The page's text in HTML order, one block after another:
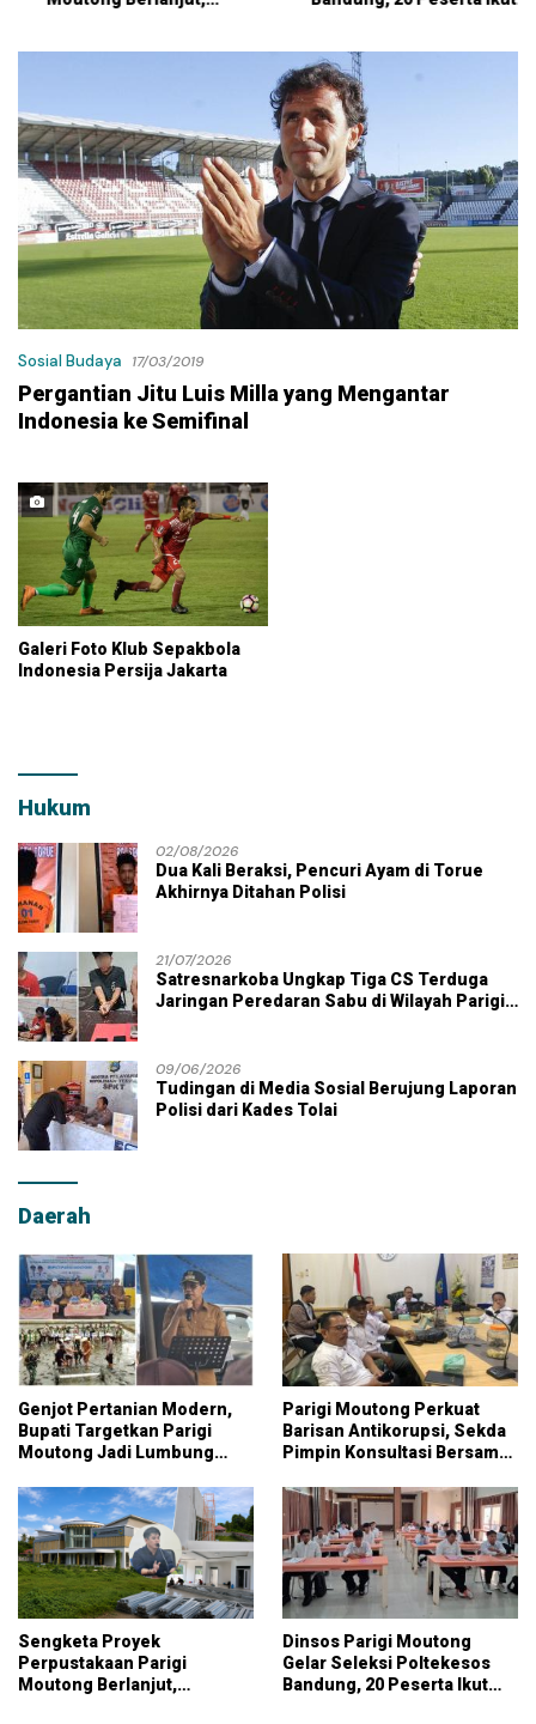
Sosial Budaya 17/03/2019
Pergantian Jitu Luis Milla yang Mengantar
Indonesia ke Semifinal
Galeri Foto Klub Sepakbola
Indonesia Persija Jakarta
Hukum
02/08/2026
Dua Kali Beraksi, Pencuri Ayam di Torue
Akhirnya Ditahan Polisi
21/07/2026
Satresnarkoba Ungkap Tiga CS Terduga
Jaringan Peredaran Sabu di Wilayah Parigi
09/06/2026
Tudingan di Media Sosial Berujung Laporan
Polisi dari Kades Tolai
Daerah
Genjot Pertanian Modern,
Bupati Targetkan Parigi
Moutong Jadi Lumbung
Parigi Moutong Perkuat
Barisan Antikorupsi, Sekda
Pimpin Konsultasi Bersama
Sengketa Proyek
Perpustakaan Parigi
Moutong Berlanjut,
Dinsos Parigi Moutong
Gelar Seleksi Poltekesos
Bandung, 20 Peserta Ikut